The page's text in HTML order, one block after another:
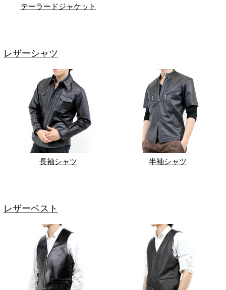
テーラードジャケット
レザーシャツ
長袖シャツ 半袖シャツ
レザーベスト